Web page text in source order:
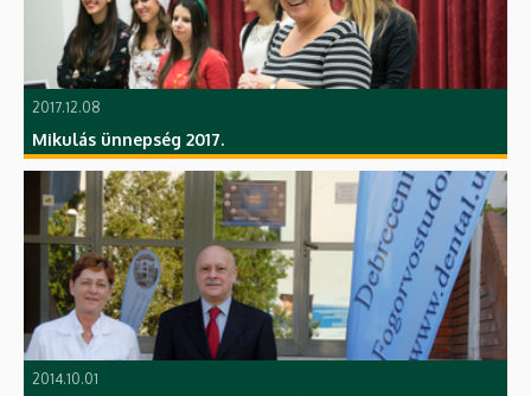
2017.12.08
Mikulás ünnepség 2017.
2014.10.01